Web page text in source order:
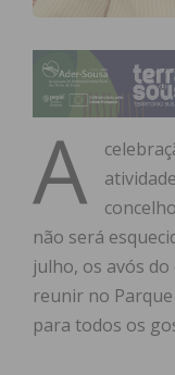
A
não será
julho, os avós
reunir no
para todos os